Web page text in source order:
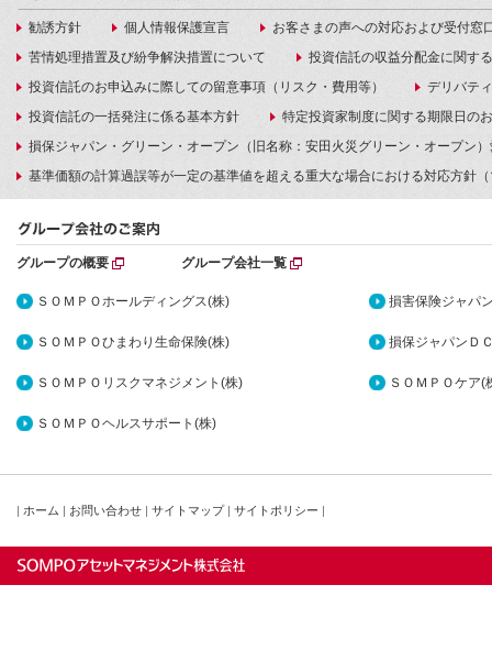
勧誘方針 個人情報保護宣言
お客さまの声への対応および受付窓
苦情処理措置及び紛争解決措置について
投資信託の収益分配金に関す
投資信託のお申込みに際しての留意事項（リスク・費用等）
デリバテ
投資信託の一括発注に係る基本方針
特定投資家制度に関する期限日の
損保ジャパン・グリーン・オープン（旧名称：安田火災グリーン・オープン
基準価額の計算過誤等が一定の基準値を超える重大な場合における対応方針
グループの概要 グループ会社一覧
ＳＯＭＰＯホールディングス(株) 損害保険ジャパ
ＳＯＭＰＯひまわり生命保険(株) 損保ジャパンＤ
ＳＯＭＰＯリスクマネジメント(株) ＳＯＭＰＯケア(
ＳＯＭＰＯヘルスサポート(株)
ホーム お問い合わせ サイトマップ サイトポリシー